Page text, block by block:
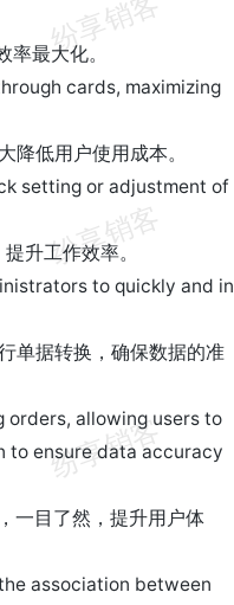
最大化。
cards, maximizing
降低用户使用成本。
setting or adjustment of
升工作效率。
to quickly and in
单据转换，确保数据的准
orders, allowing users to
to ensure data accuracy
一目了然，提升用户体
association between